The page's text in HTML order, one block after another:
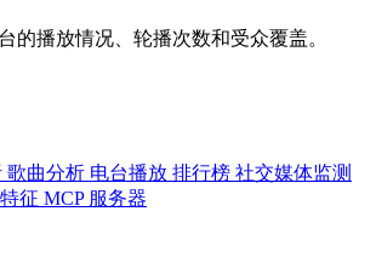
的播放情况、轮播次数和受众覆盖。
歌曲分析 电台播放 排行榜 社交媒体监测
征 MCP 服务器